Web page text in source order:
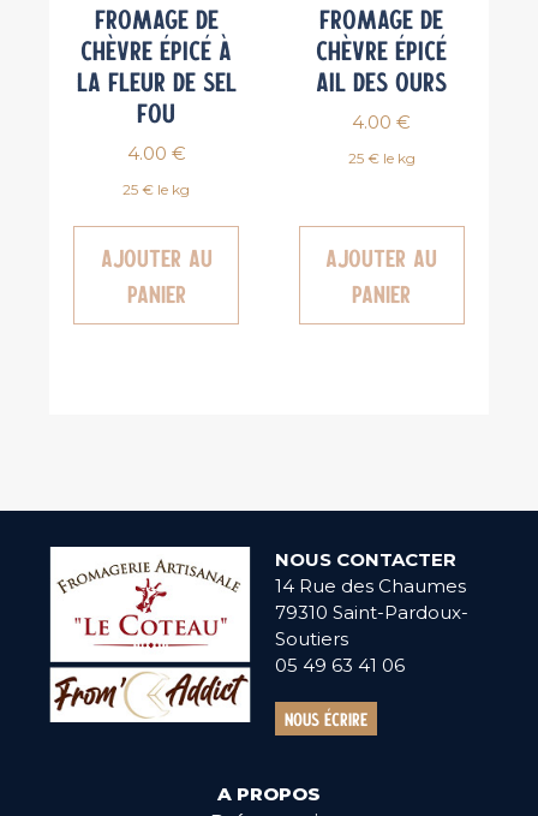
Fromage de
chèvre épicé à
la fleur de sel
Fou
4.00 €
25 € le kg
Ajouter au
panier
Fromage de
chèvre épicé
Ail des ours
4.00€
25 € le kg
Ajouter au
panier
NOUS CONTACTER
14 Rue des Chaumes
79310 Saint-Pardoux-
Soutiers
05 49 63 41 06
Nous écrire
A PROPOS